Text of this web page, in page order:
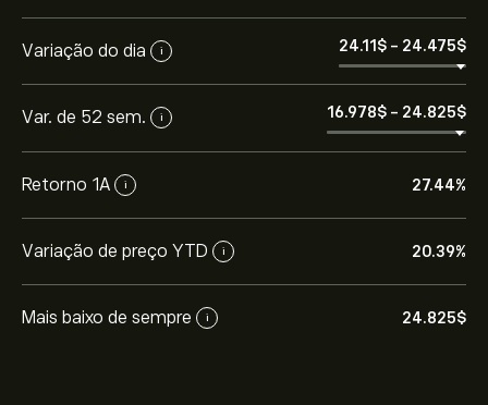
Variação do dia i 24.11‎$‎ - 24.475‎$‎
Var. de 52 sem. i 16.978‎$‎ - 24.825‎$‎
Retorno 1A i 27.44%
Variação de preço YTD i 20.39%
Mais baixo de sempre i 24.825‎$‎